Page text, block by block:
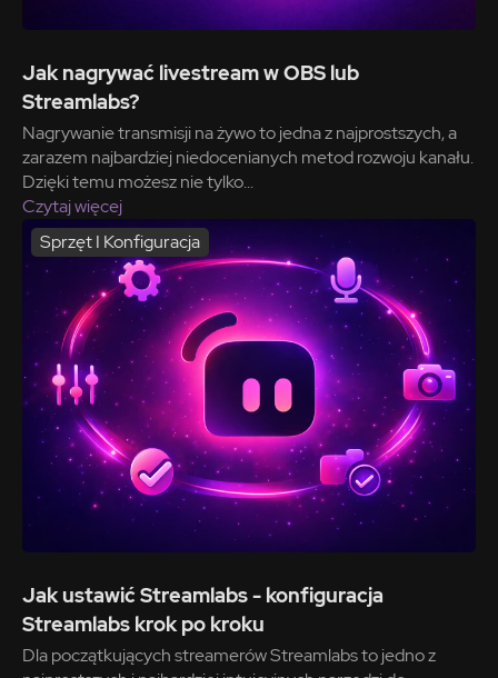
Jak nagrywać livestream w OBS lub
Streamlabs?
Nagrywanie transmisji na żywo to jedna z najprostszych, a
zarazem najbardziej niedocenianych metod rozwoju kanału.
Dzięki temu możesz nie tylko...
Czytaj więcej
Sprzęt I Konfiguracja
Jak ustawić Streamlabs - konfiguracja
Streamlabs krok po kroku
Dla początkujących streamerów Streamlabs to jedno z